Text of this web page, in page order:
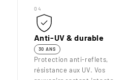
04
Anti-UV & durable
30 ANS
Protection anti-reflets,
résistance aux UV. Vos